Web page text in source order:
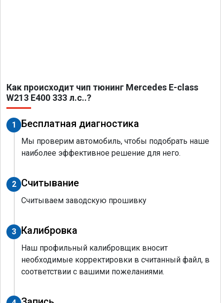
Как происходит чип тюнинг Mercedes E-class
W213 E400 333 л.с..?
1 Бесплатная диагностика
Мы проверим автомобиль, чтобы подобрать наше
наиболее эффективное решение для него.
2 Считывание
Считываем заводскую прошивку
3 Калибровка
Наш профильный калибровщик вносит
необходимые корректировки в считанный файл, в
соответствии с вашими пожеланиями.